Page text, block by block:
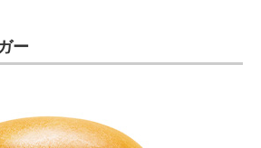
ー